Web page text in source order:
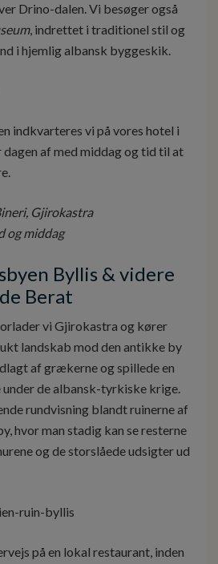
Drino-dalen. Vi besøger også
, indrettet i traditionel stil og
i hjemlig albansk byggeskik.
indkvarteres vi på vores hotel i
af med middag og tid til at
Gjirokastra
og middag
Byllis & videre
Berat
vi Gjirokastra og kører
landskab mod den antikke by
af grækerne og spillede en
de albansk-tyrkiske krige.
rundvisning blandt ruinerne af
hvor man stadig kan se resterne
og de storslåede udsigter ud
på en lokal restaurant, inden